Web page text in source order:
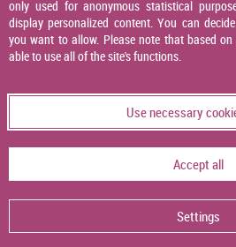
Druckaufnehmer
4349
Temperaturaufnehmer
4356
only used for anonymous statistical
display personalized content. You can
you want to allow. Please note that based
able to use all of the site's functions.
Use necessary
Accept all
Settings